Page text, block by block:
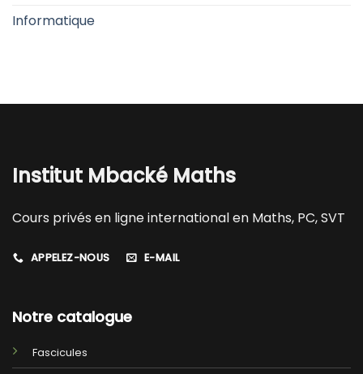
Informatique
Institut Mbacké Maths
Cours privés en ligne international en Maths, PC, SVT
APPELEZ-NOUS E-MAIL
Notre catalogue
Fascicules